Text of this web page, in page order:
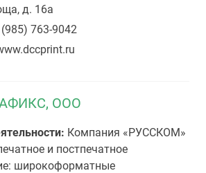
д. 16а
763-9042
ООО
Компания «РУССКОМ»
и постпечатное
широкоформатные